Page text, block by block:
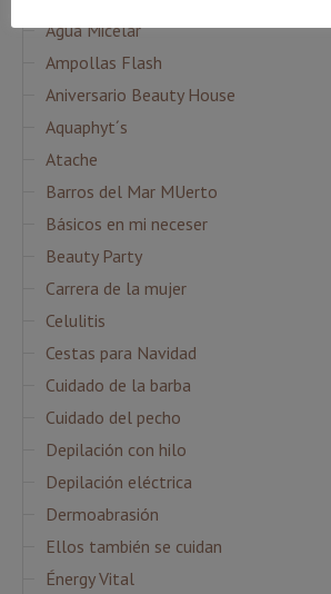
Agua Micelar
Ampollas Flash
Aniversario Beauty House
Aquaphyt´s
Atache
Barros del Mar MUerto
Básicos en mi neceser
Beauty Party
Carrera de la mujer
Celulitis
Cestas para Navidad
Cuidado de la barba
Cuidado del pecho
Depilación con hilo
Depilación eléctrica
Dermoabrasión
Ellos también se cuidan
Énergy Vital